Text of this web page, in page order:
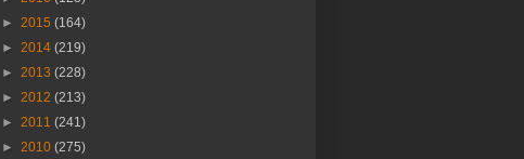
► 2015 (164)
► 2014 (219)
► 2013 (228)
► 2012 (213)
► 2011 (241)
► 2010 (275)